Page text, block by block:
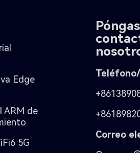
Edge
ARM de
5G
Correo